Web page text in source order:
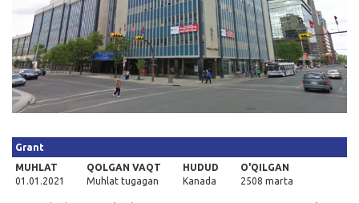
Kirish
Grant
MUHLAT
01.01.2021
QOLGAN VAQT
Muhlat tugagan
HUDUD
Kanada
O'QILGAN
2508 marta